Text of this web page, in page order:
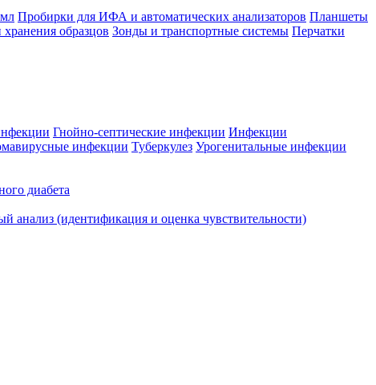
Пробирки для ИФА и автоматических анализаторов Планшеты
образцов Зонды и транспортные системы Перчатки
Гнойно-септические инфекции Инфекции
инфекции Туберкулез Урогенитальные инфекции
диабета
анализ (идентификация и оценка чувствительности)